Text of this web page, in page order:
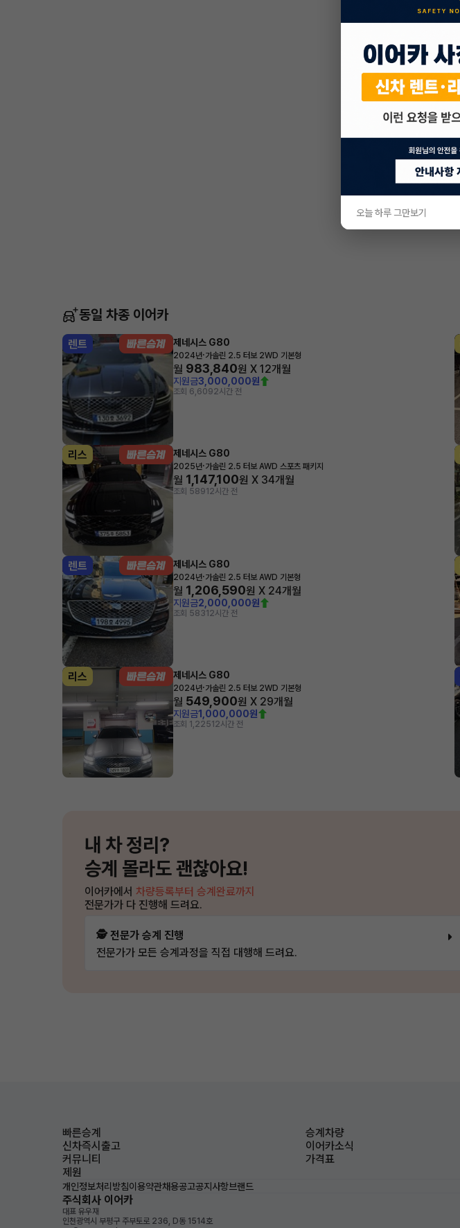
동일 차종 이어카
렌트 제네시스 G80
2024년·가솔린 2.5 터보 2WD 기본형
월 983,840원 X 12개월
지원금3,000,000원
조회 6,6092시간 전
리스 제네시스 G80
2025년·가솔린 2.5 터보 AWD 스포츠 패키지
월 1,147,100원 X 34개월
조회 58912시간 전
렌트 제네시스 G80
2024년·가솔린 2.5 터보 AWD 기본형
월 1,206,590원 X 24개월
지원금2,000,000원
조회 58312시간 전
리스 제네시스 G80
2024년·가솔린 2.5 터보 2WD 기본형
월 549,900원 X 29개월
지원금1,000,000원
조회 1,22512시간 전
내 차 정리?
승계 몰라도 괜찮아요!
이어카에서 차량등록부터 승계완료까지
전문가가 다 진행해 드려요.
🕵️ 전문가 승계 진행
전문가가 모든 승계과정을 직접 대행해 드려요.
빠른승계
승계차량
신차즉시출고
이어카소식
커뮤니티
가격표
제원
개인정보처리방침이용약관채용공고공지사항브랜드
주식회사 이어카
대표 유우재
인천광역시 부평구 주부토로 236, D동 1514호
오늘 하루 그만보기